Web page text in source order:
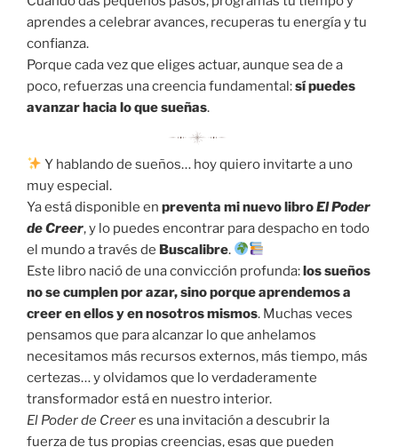
aprendes a celebrar avances, recuperas tu energía y tu
confianza.
Porque cada vez que eliges actuar, aunque sea de a
poco, refuerzas una creencia fundamental:sí puedes
avanzar hacia lo que sueñas.
Y hablando de sueños… hoy quiero invitarte a uno
muy especial.
Ya está disponible en preventa mi nuevo libroEl Poder
de Creer, y lo puedes encontrar para despacho en todo
el mundo a través de Buscalibre.
Este libro nació de una convicción profunda:los sueños
no se cumplen por azar, sino porque aprendemos a
creer en ellos y en nosotros mismos. Muchas veces
pensamos que para alcanzar lo que anhelamos
necesitamos más recursos externos, más tiempo, más
certezas… y olvidamos que lo verdaderamente
transformador está en nuestro interior.
El Poder de Creeres una invitación a descubrir la
fuerza de tus propias creencias, esas que pueden